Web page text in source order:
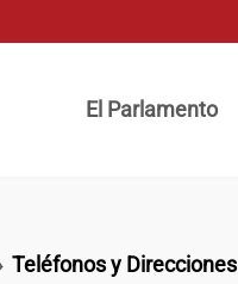
El Parlamento
Teléfonos y Direcciones